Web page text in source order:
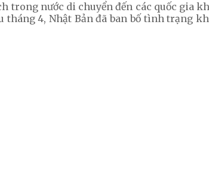
nước di chuyển đến các quốc gia
tháng 4, Nhật Bản đã ban bố tình trạng